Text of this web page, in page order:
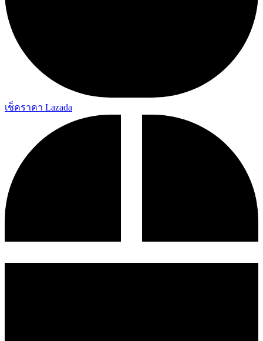
เช็คราคา Lazada